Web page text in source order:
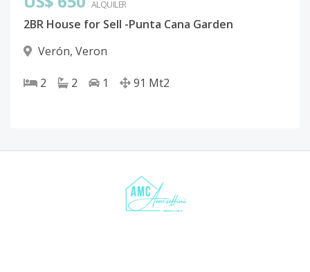
ALQUILER
2BR House for Sell -Punta Cana Garden
Verón, Veron
2 2 1 91 Mt2